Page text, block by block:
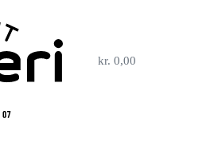
kr. 0,00